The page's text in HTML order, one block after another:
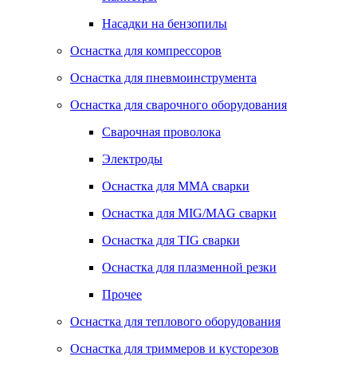
Насадки на бензопилы
Оснастка для компрессоров
Оснастка для пневмоинструмента
Оснастка для сварочного оборудования
Сварочная проволока
Электроды
Оснастка для MMA сварки
Оснастка для MIG/MAG сварки
Оснастка для TIG сварки
Оснастка для плазменной резки
Прочее
Оснастка для теплового оборудования
Оснастка для триммеров и кусторезов